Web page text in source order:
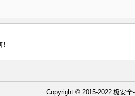
Copyright © 2015-2022 极安